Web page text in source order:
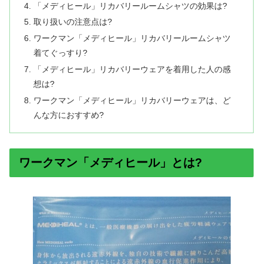
「メディヒール」リカバリールームシャツの効果は?
取り扱いの注意点は?
ワークマン「メディヒール」リカバリールームシャツ
着てぐっすり?
「メディヒール」リカバリーウェアを着用した人の感
想は?
ワークマン「メディヒール」リカバリーウェアは、ど
んな方におすすめ?
ワークマン「メディヒール」とは?